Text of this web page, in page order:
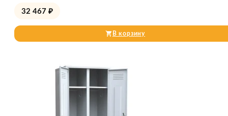
32 467 ₽
В корзину